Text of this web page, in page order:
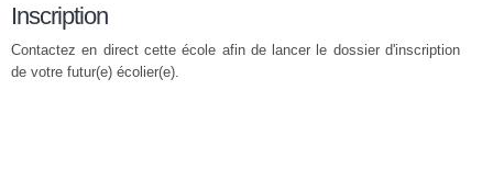
Inscription
Contactez en direct cette école afin de lancer le dossier d'inscription
de votre futur(e) écolier(e).